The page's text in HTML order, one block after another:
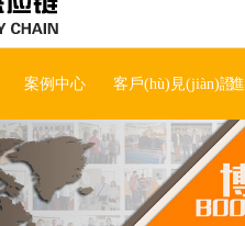
案例中心 客戶(hù)見(jiàn)證